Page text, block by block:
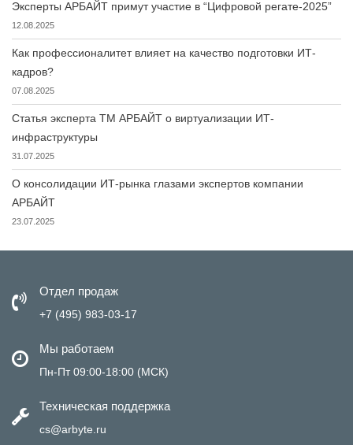
Эксперты АРБАЙТ примут участие в “Цифровой регате-2025”
12.08.2025
Как профессионалитет влияет на качество подготовки ИТ-
кадров?
07.08.2025
Статья эксперта ТМ АРБАЙТ о виртуализации ИТ-
инфраструктуры
31.07.2025
О консолидации ИТ-рынка глазами экспертов компании
АРБАЙТ
23.07.2025
Отдел продаж
+7 (495) 983-03-17
Мы работаем
Пн-Пт 09:00-18:00 (МСК)
Техническая поддержка
cs@arbyte.ru